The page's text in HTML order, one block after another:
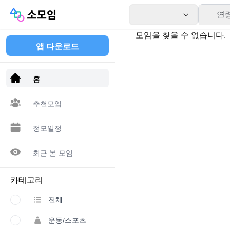
연
앱 다운로드
홈
추천모임
정모일정
최근 본 모임
카테고리
전체
운동/스포츠
모임을 찾을 수 없습니다.